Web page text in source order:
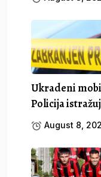
Ukradeni
Policija
August 8,